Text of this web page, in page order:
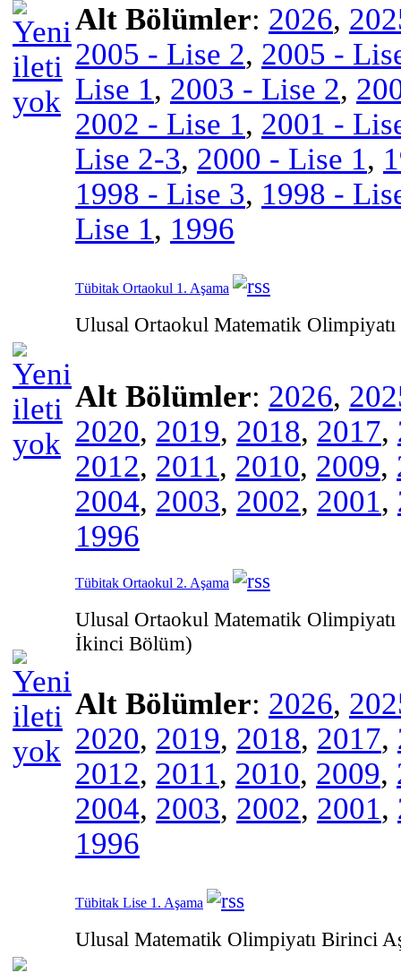
Alt Bölümler: 2026,
2005 - Lise 2, 2005 -
Lise 1, 2003 - Lise 2,
2002 - Lise 1, 2001 -
Lise 2-3, 2000 - Lise 1,
1998 - Lise 3, 1998 -
Lise 1, 1996
Tübitak Ortaokul 1. Aşama
Ulusal Ortaokul Matematik Olimpiyatı
Alt Bölümler: 2026,
2020, 2019, 2018, 2017,
2012, 2011, 2010, 2009,
2004, 2003, 2002, 2001,
1996
Tübitak Ortaokul 2. Aşama
Ulusal Ortaokul Matematik Olimpiyatı
İkinci Bölüm)
Alt Bölümler: 2026,
2020, 2019, 2018, 2017,
2012, 2011, 2010, 2009,
2004, 2003, 2002, 2001,
1996
Tübitak Lise 1. Aşama
Ulusal Matematik Olimpiyatı Birinci